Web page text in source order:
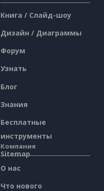
Книга / Слайд-шоу
Дизайн / Диаграммы
Форум
Узнать
Блог
Знания
Бесплатные
инструменты
Sitemap
Компания
О нас
Что нового